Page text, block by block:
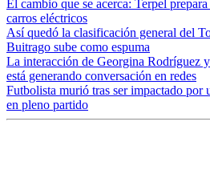
El cambio que se acerca: Terpel
carros eléctricos
Así quedó la clasificación general del
Buitrago sube como espuma
La interacción de Georgina Rodríguez
está generando conversación en redes
Futbolista murió tras ser impactado por
en pleno partido